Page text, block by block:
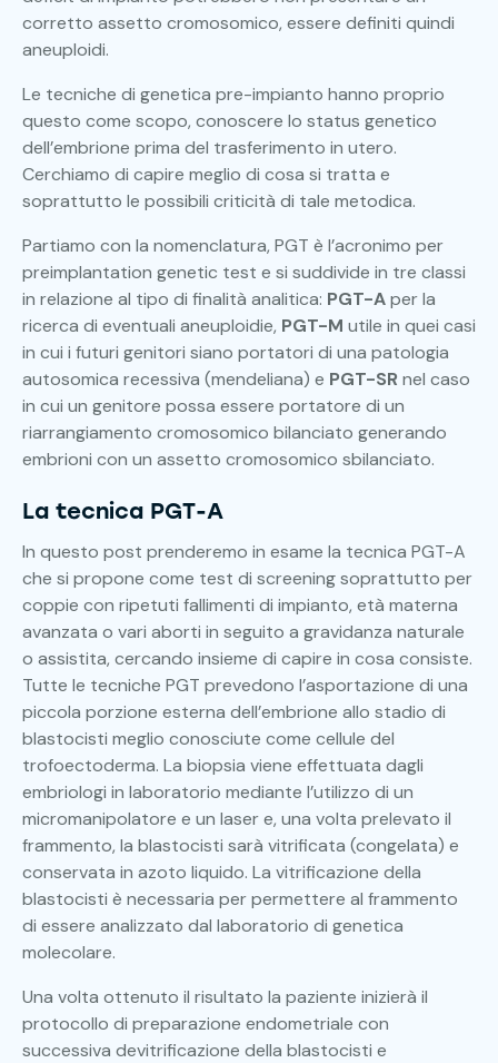
corretto assetto cromosomico, essere definiti quindi
aneuploidi.
Le tecniche di genetica pre-impianto hanno proprio
questo come scopo, conoscere lo status genetico
dell’embrione prima del trasferimento in utero.
Cerchiamo di capire meglio di cosa si tratta e
soprattutto le possibili criticità di tale metodica.
Partiamo con la nomenclatura, PGT è l’acronimo per
preimplantation genetic test e si suddivide in tre classi
in relazione al tipo di finalità analitica: PGT-Aper la
ricerca di eventuali aneuploidie, PGT-M utile in quei casi
in cui i futuri genitori siano portatori di una patologia
autosomica recessiva (mendeliana) e PGT-SR nel caso
in cui un genitore possa essere portatore di un
riarrangiamento cromosomico bilanciato generando
embrioni con un assetto cromosomico sbilanciato.
La tecnica PGT-A
In questo post prenderemo in esame la tecnica PGT-A
che si propone come test di screening soprattutto per
coppie con ripetuti fallimenti di impianto, età materna
avanzata o vari aborti in seguito a gravidanza naturale
o assistita, cercando insieme di capire in cosa consiste.
Tutte le tecniche PGT prevedono l’asportazione di una
piccola porzione esterna dell’embrione allo stadio di
blastocisti meglio conosciute come cellule del
trofoectoderma. La biopsia viene effettuata dagli
embriologi in laboratorio mediante l’utilizzo di un
micromanipolatore e un laser e, una volta prelevato il
frammento, la blastocisti sarà vitrificata (congelata) e
conservata in azoto liquido. La vitrificazione della
blastocisti è necessaria per permettere al frammento
di essere analizzato dal laboratorio di genetica
molecolare.
Una volta ottenuto il risultato la paziente inizierà il
protocollo di preparazione endometriale con
successiva devitrificazione della blastocisti e